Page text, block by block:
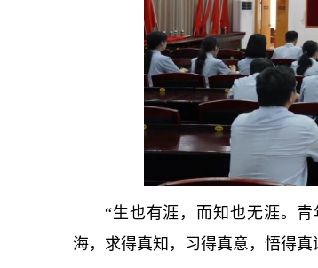
“生也有涯，而知也无涯。
海，求得真知，习得真意，悟得真